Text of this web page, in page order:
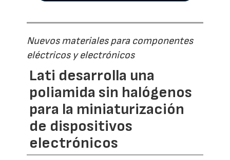
Nuevos materiales para componentes
eléctricos y electrónicos
Lati desarrolla una
poliamida sin halógenos
para la miniaturización
de dispositivos
electrónicos